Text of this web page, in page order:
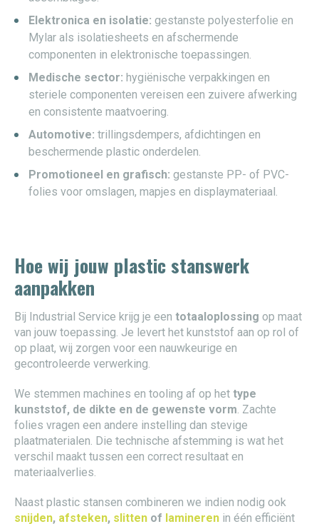
Elektronica en isolatie: gestanste polyesterfolie en
Mylar als isolatiesheets en afschermende
componenten in elektronische toepassingen.
Medische sector: hygiënische verpakkingen en
steriele componenten vereisen een zuivere afwerking
en consistente maatvoering.
Automotive: trillingsdempers, afdichtingen en
beschermende plastic onderdelen.
Promotioneel en grafisch: gestanste PP- of PVC-
folies voor omslagen, mapjes en displaymateriaal.
Hoe wij jouw plastic stanswerk
aanpakken
Bij Industrial Service krijg je een totaaloplossing op maat
van jouw toepassing. Je levert het kunststof aan op rol of
op plaat, wij zorgen voor een nauwkeurige en
gecontroleerde verwerking.
We stemmen machines en tooling af op het type
kunststof, de dikte en de gewenste vorm. Zachte
folies vragen een andere instelling dan stevige
plaatmaterialen. Die technische afstemming is wat het
verschil maakt tussen een correct resultaat en
materiaalverlies.
Naast plastic stansen combineren we indien nodig ook
snijden, afsteken, slitten of lamineren in één efficiënt